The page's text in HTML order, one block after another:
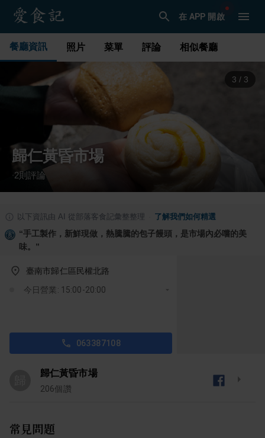
在 APP 開啟
餐廳資訊 照片 菜單 評論 相似餐廳
1 / 3
歸仁黃昏市場
·2則評論
以下資訊由 AI 從部落客食記彙整整理 了解我們如何精選
“手工製作，新鮮現做，熱騰騰的包子饅頭，是市場內必嚐的美
味。 ”
臺南市歸仁區民權北路
今日營業: 15:00-20:00
063387108
歸仁黃昏市場
206個讚
常見問題